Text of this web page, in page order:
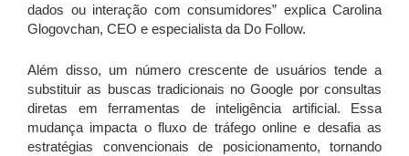
dados ou interação com consumidores” explica Carolina
Glogovchan, CEO e especialista da Do Follow.
Além disso, um número crescente de usuários tende a
substituir as buscas tradicionais no Google por consultas
diretas em ferramentas de inteligência artificial. Essa
mudança impacta o fluxo de tráfego online e desafia as
estratégias convencionais de posicionamento, tornando